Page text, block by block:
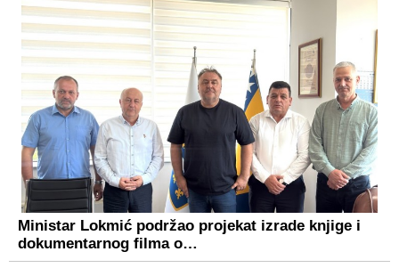
Ministar Lokmić podržao projekat izrade knjige i
dokumentarnog filma o…